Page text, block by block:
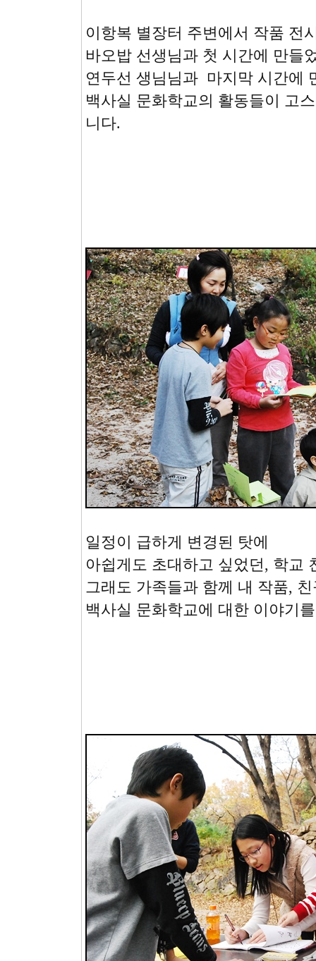
이항복 별장터 주변에서 작품 전
바오밥 선생님과 첫 시간에 만들
연두선 생님님과 마지막 시간에
백사실 문화학교의 활동들이 고
니다.
일정이 급하게 변경된 탓에
아쉽게도 초대하고 싶었던, 학교
그래도 가족들과 함께 내 작품,
백사실 문화학교에 대한 이야기